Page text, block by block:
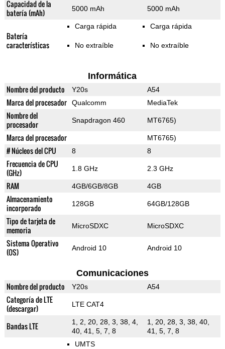
Capacidad de la
batería (mAh)
5000 mAh 5000 mAh
Batería
características
Carga rápida
No extraíble
Carga rápida
No extraíble
Informática
Nombre del producto Y20s A54
Marca del procesador Qualcomm MediaTek
Nombre del
procesador
Snapdragon 460 MT6765)
Marca del procesador MT6765)
# Núcleos del CPU 8 8
Frecuencia de CPU
(GHz)
1.8 GHz 2.3 GHz
RAM 4GB/6GB/8GB 4GB
Almacenamiento
incorporado
128GB 64GB/128GB
Tipo de tarjeta de
memoria
MicroSDXC MicroSDXC
Sistema Operativo
(OS)
Android 10 Android 10
Comunicaciones
Nombre del producto Y20s A54
Categoría de LTE
(descargar)
LTE CAT4
Bandas LTE
1, 2, 20, 28, 3, 38, 4,
40, 41, 5, 7, 8
1, 20, 28, 3, 38, 40,
41, 5, 7, 8
UMTS